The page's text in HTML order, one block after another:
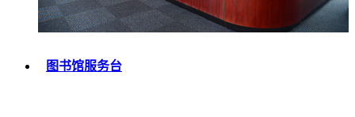
图书馆服务台